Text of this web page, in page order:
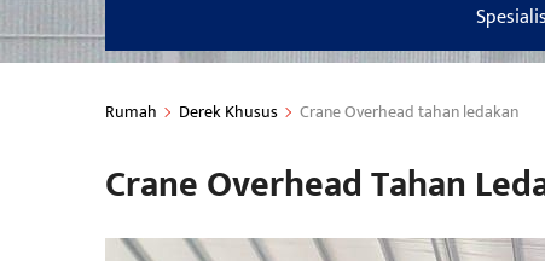
Rumah Derek Khusus Crane Overhead tahan ledakan
Crane Overhead Tahan